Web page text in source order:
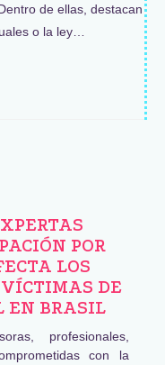
de ellas, destacan
o la ley…
POR
LOS
DE
EN BRASIL
profesionales,
con la